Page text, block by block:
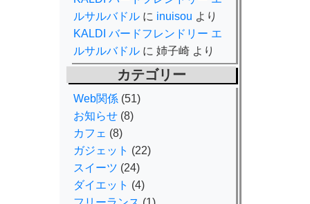
ルサルバドル に inuisou より
KALDI バードフレンドリー エ
ルサルバドル に 姉子崎 より
カテゴリー
Web関係 (51)
お知らせ (8)
カフェ (8)
ガジェット (22)
スイーツ (24)
ダイエット (4)